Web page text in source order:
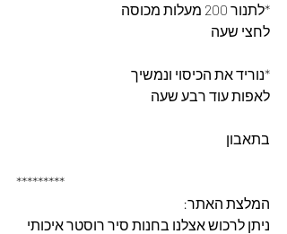
*לתנור 200 מעלות מכוסה
לחצי שעה
*נוריד את הכיסוי ונמשיך
לאפות עוד רבע שעה
בתאבון
*********
המלצת האתר:
ניתן לרכוש אצלנו בחנות סיר רוסטר איכותי